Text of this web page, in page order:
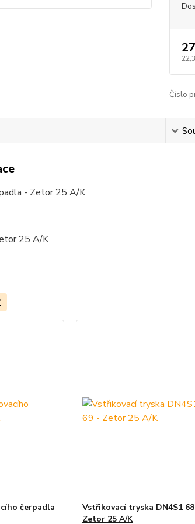
Číslo
- Zetor 25 A/K
25 A/K
čerpadla
Vstřikovací tryska DN4S1
Zetor 25 A/K